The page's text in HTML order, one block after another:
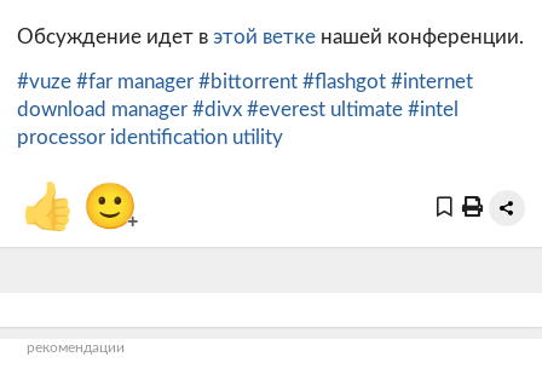
Обсуждение идет в этой ветке нашей конференции.
#vuze #far manager #bittorrent #flashgot #internet
download manager #divx #everest ultimate #intel
processor identification utility
👍 🙂+
рекомендации